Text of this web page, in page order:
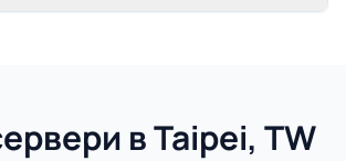
в Taipei, TW